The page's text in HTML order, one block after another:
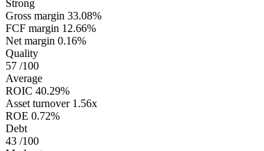
Strong
Gross margin 33.08%
FCF margin 12.66%
Net margin 0.16%
Quality
57 /100
Average
ROIC 40.29%
Asset turnover 1.56x
ROE 0.72%
Debt
43 /100